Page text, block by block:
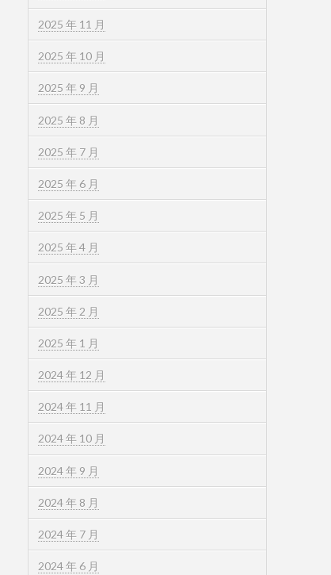
2025 年 11 月
2025 年 10 月
2025 年 9 月
2025 年 8 月
2025 年 7 月
2025 年 6 月
2025 年 5 月
2025 年 4 月
2025 年 3 月
2025 年 2 月
2025 年 1 月
2024 年 12 月
2024 年 11 月
2024 年 10 月
2024 年 9 月
2024 年 8 月
2024 年 7 月
2024 年 6 月